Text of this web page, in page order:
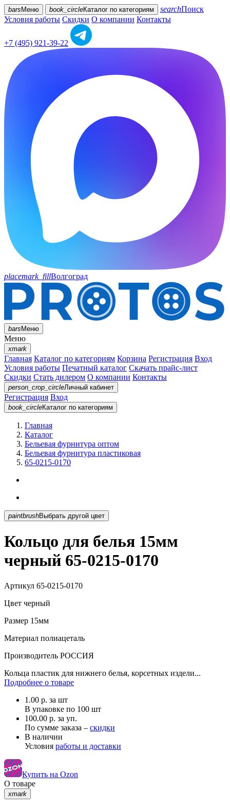
bars Меню book_circleКаталог по категориям searchПоиск
Условия работы Скидки О компании Контакты
+7 (495) 921-39-22
placemark_fillВолгоград
barsМеню
Меню
xmark
Главная Каталог по категориям Корзина Регистрация Вход
Условия работы Печатный каталог Скачать прайс-лист
Скидки Стать дилером О компании Контакты
person_crop_circleЛичный кабинет
Регистрация Вход
book_circleКаталог по категориям
Главная
Каталог
Бельевая фурнитура оптом
Бельевая фурнитура пластиковая
65-0215-0170
paintbrush Выбрать другой цвет
Кольцо для белья 15мм
черный 65-0215-0170
Артикул 65-0215-0170
Цвет черный
Размер 15мм
Материал полиацеталь
Производитель РОССИЯ
Кольца пластик для нижнего белья, корсетных издели...
Подробнее о товаре
1.00 р. за шт
В упаковке по 100 шт
100.00 р. за уп.
По сумме заказа – скидки
В наличии
Условия работы и доставки
Купить на Ozon
О товаре
xmark